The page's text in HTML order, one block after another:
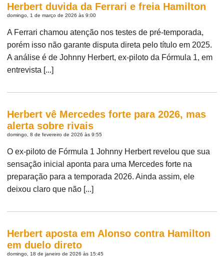
Herbert duvida da Ferrari e freia Hamilton
domingo, 1 de março de 2026 às 9:00
A Ferrari chamou atenção nos testes de pré-temporada,
porém isso não garante disputa direta pelo título em 2025.
A análise é de Johnny Herbert, ex-piloto da Fórmula 1, em
entrevista [...]
Herbert vê Mercedes forte para 2026, mas
alerta sobre rivais
domingo, 8 de fevereiro de 2026 às 9:55
O ex-piloto de Fórmula 1 Johnny Herbert revelou que sua
sensação inicial aponta para uma Mercedes forte na
preparação para a temporada 2026. Ainda assim, ele
deixou claro que não [...]
Herbert aposta em Alonso contra Hamilton
em duelo direto
domingo, 18 de janeiro de 2026 às 15:45